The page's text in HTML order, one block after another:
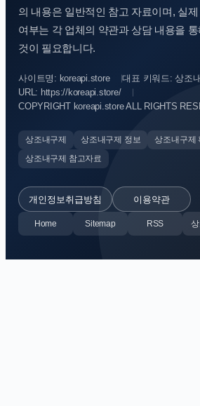
의 내용은 일반적인 참고 자료이며, 실제
여부는 각 업체의 약관과 상담 내용을
것이 필요합니다.
사이트명: koreapi.store
대표 키워드: 상조
URL: https://koreapi.store/
COPYRIGHT koreapi.store ALL RIGHTS
상조내구제 상조내구제 정보
상조내구제
상조내구제 참고자료
개인정보취급방침 이용약관
Home Sitemap RSS